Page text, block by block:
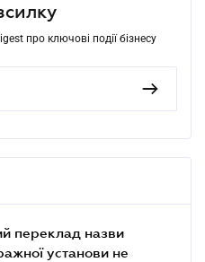
про ключові події бізнесу
переклад назви
установи не